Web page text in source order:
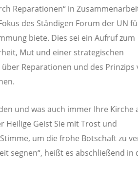
Reparationen“ in
des Ständigen Forum der UN
biete. Dies sei ein Aufruf zum
Mut und einer strategischen
Reparationen und des Prinzips
und was auch immer Ihre Kirche
Heilige Geist Sie mit Trost und
um die frohe Botschaft zu
segnen“, heißt es abschließend in